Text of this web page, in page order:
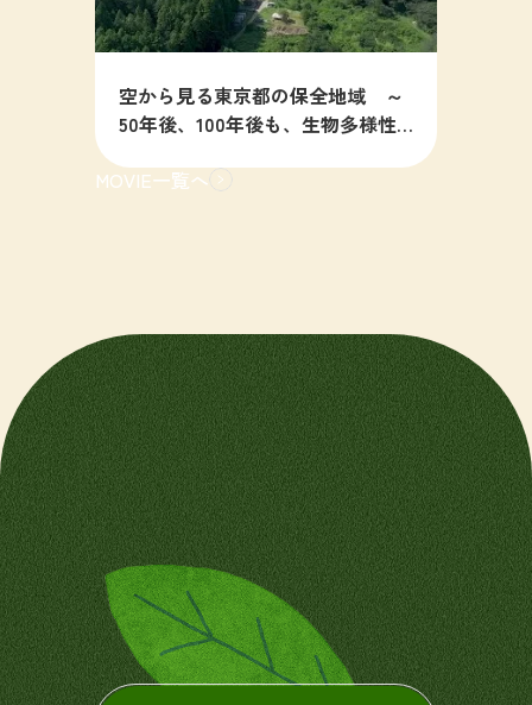
空から見る東京都の保全地域 ～
50年後、100年後も、生物多様性
MOVIE一覧へ